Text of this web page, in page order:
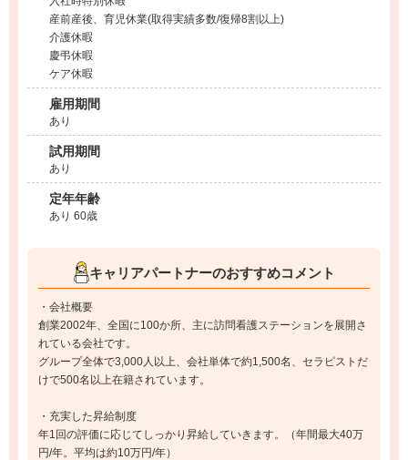
産前産後、育児休業(取得実績多数/復帰8割以上)
介護休暇
慶弔休暇
ケア休暇
雇用期間
あり
試用期間
あり
定年年齢
あり 60歳
キャリアパートナーのおすすめコメント
・会社概要
創業2002年、全国に100か所、主に訪問看護ステーションを展開さ
れている会社です。
グループ全体で3,000人以上、会社単体で約1,500名、セラピストだ
けで500名以上在籍されています。
・充実した昇給制度
年1回の評価に応じてしっかり昇給していきます。（年間最大40万
円/年。平均は約10万円/年）